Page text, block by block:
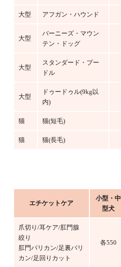
大型 アフガン・ハウンド
大型
バーニーズ・マウン
テン・ドッグ
大型
スタンダード・プー
ドル
大型
ドゥードゥル(9kg以
内)
猫 猫(短毛)
猫 猫(長毛)
エチケットケア
小型・中
型犬
爪切り/耳ケア/肛門腺
絞り
肛門バリカン/足裏バリ
カン/足回りカット
各550